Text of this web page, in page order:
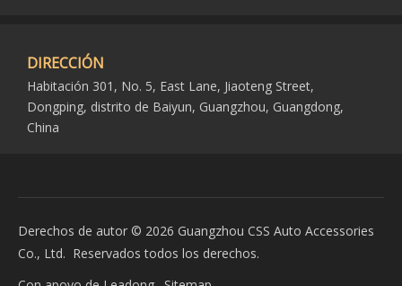
DIRECCIÓN
Habitación 301, No. 5, East Lane, Jiaoteng Street,
Dongping, distrito de Baiyun, Guangzhou, Guangdong,
China
Derechos de autor © 2026 Guangzhou CSS Auto Accessories
Co., Ltd. Reservados todos los derechos.